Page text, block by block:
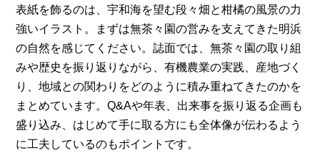
表紙を飾るのは、宇和海を望む段々畑と柑橘の風景の力
強いイラスト。まずは無茶々園の営みを支えてきた明浜
の自然を感じてください。誌面では、無茶々園の取り組
みや歴史を振り返りながら、有機農業の実践、産地づく
り、地域との関わりをどのように積み重ねてきたのかを
まとめています。Q&Aや年表、出来事を振り返る企画も
盛り込み、はじめて手に取る方にも全体像が伝わるよう
に工夫しているのもポイントです。